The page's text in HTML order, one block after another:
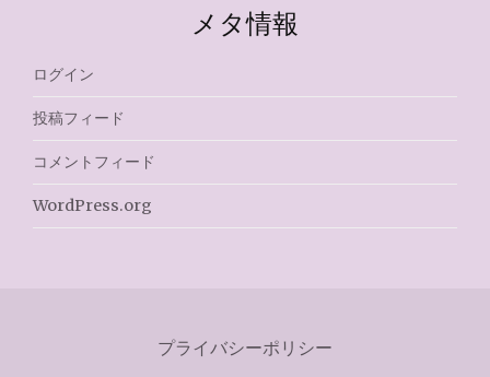
メタ情報
ログイン
投稿フィード
コメントフィード
WordPress.org
プライバシーポリシー